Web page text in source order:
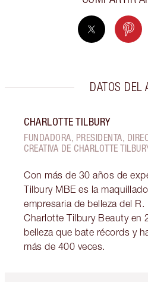
DATOS DEL
CHARLOTTE TILBURY
FUNDADORA, PRESIDENTA,
CREATIVA DE CHARLOTTE
Con más de 30 años de
Tilbury MBE es la
empresaria de belleza del
Charlotte Tilbury Beauty en
belleza que bate récords y
más de 400 veces.